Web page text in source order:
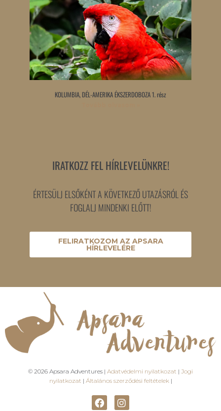
KOLUMBIA, DÉL-AMERIKA ÉKSZERDOBOZA 1. rész
IRATKOZZ FEL HÍRLEVELÜNKRE!
ÉRTESÜLJ ELSŐKÉNT A KÖVETKEZŐ UTAZÁSRÓL ÉS
FOGLALJ MINDENKI ELŐTT!
FELIRATKOZOM AZ APSARA
HÍRLEVELÉRE
© 2026 Apsara Adventures | Adatvédelmi nyilatkozat | Jogi
nyilatkozat | Általános szerződési feltételek |